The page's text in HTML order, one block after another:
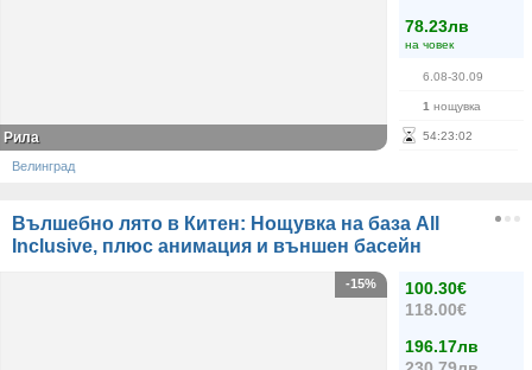
78.23лв
на човек
6.08-30.09
1 нощувка
54:23:02
Рила
Велинград
Вълшебно лято в Китен: Нощувка на база All
Inclusive, плюс анимация и външен басейн
100.30€
118.00€
196.17лв
-15%